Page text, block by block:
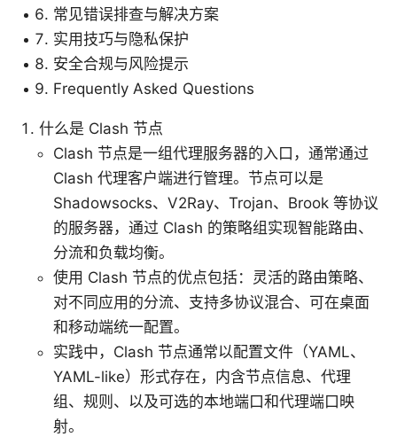
常见错误排查与解决方案
实用技巧与隐私保护
安全合规与风险提示
Frequently Asked Questions
什么是 Clash 节点
Clash 节点是一组代理服务器的入口，通常通过
Clash 代理客户端进行管理。节点可以是
Shadowsocks、V2Ray、Trojan、Brook 等协议
的服务器，通过 Clash 的策略组实现智能路由、
分流和负载均衡。
使用 Clash 节点的优点包括：灵活的路由策略、
对不同应用的分流、支持多协议混合、可在桌面
和移动端统一配置。
实践中，Clash 节点通常以配置文件（YAML、
YAML-like）形式存在，内含节点信息、代理
组、规则、以及可选的本地端口和代理端口映
射。